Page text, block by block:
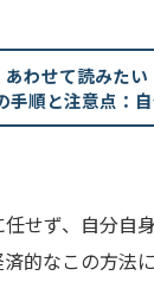
あわせて読みたい
手順と注意点：
せず、自分自
的なこの方法